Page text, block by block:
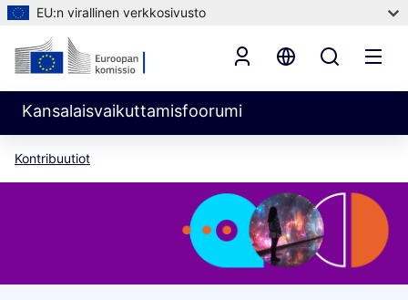
EU:n virallinen verkkosivusto
Kansalaisvaikuttamisfoorumi
Kontribuutiot